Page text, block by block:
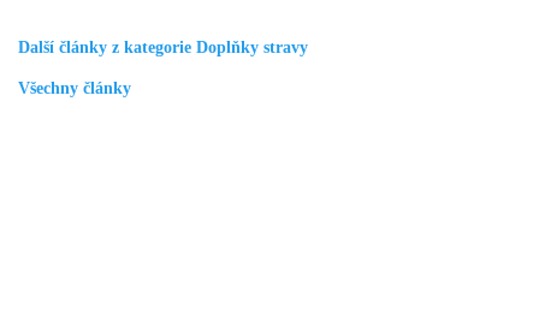
Další články z kategorie Doplňky stravy
Všechny články